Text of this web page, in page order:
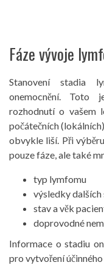
Fáze vývoje
Stanovení stadia
onemocnění. Toto
rozhodnutí o vašem
počátečních
obvykle liší. Při
pouze fáze, ale také
typ lymfomu
výsledky
stav a věk
doprovodné
Informace o stadiu
pro vytvoření